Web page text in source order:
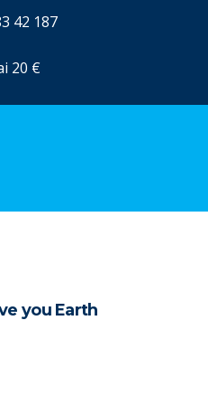
42 187
20 €
you Earth